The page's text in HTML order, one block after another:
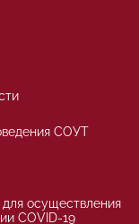
СОУТ
осуществления
COVID-19